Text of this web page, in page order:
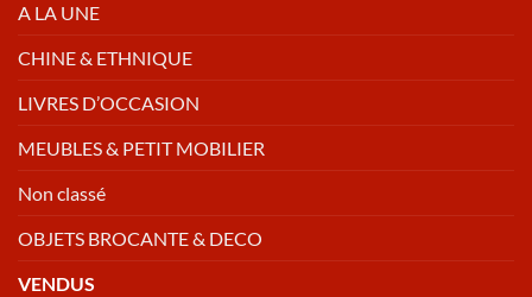
A LA UNE
CHINE & ETHNIQUE
LIVRES D’OCCASION
MEUBLES & PETIT MOBILIER
Non classé
OBJETS BROCANTE & DECO
VENDUS